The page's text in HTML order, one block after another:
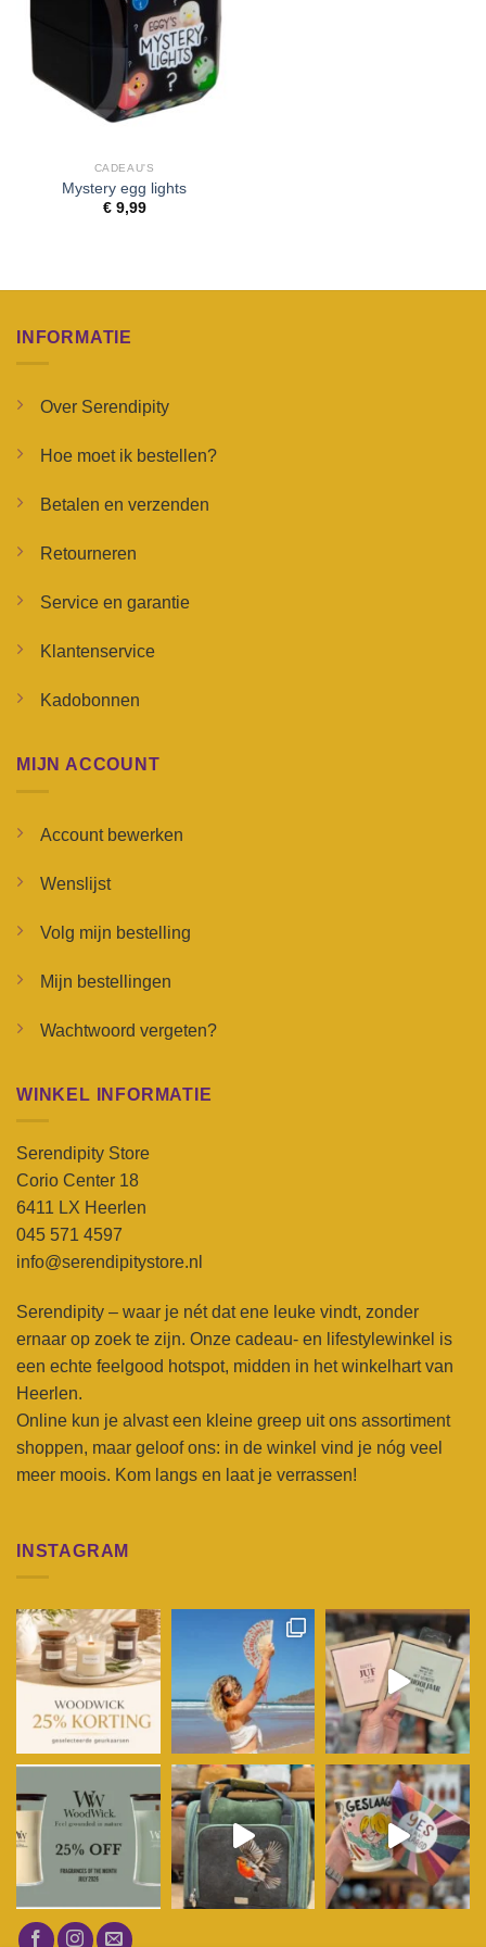
CADEAU'S
Mystery egg lights
€9,99
INFORMATIE
Over Serendipity
Hoe moet ik bestellen?
Betalen en verzenden
Retourneren
Service en garantie
Klantenservice
Kadobonnen
MIJN ACCOUNT
Account bewerken
Wenslijst
Volg mijn bestelling
Mijn bestellingen
Wachtwoord vergeten?
WINKEL INFORMATIE
Serendipity Store
Corio Center 18
6411 LX Heerlen
045 571 4597
info@serendipitystore.nl
Serendipity – waar je nét dat ene leuke vindt, zonder
ernaar op zoek te zijn. Onze cadeau- en lifestylewinkel is
een echte feelgood hotspot, midden in het winkelhart van
Heerlen.
Online kun je alvast een kleine greep uit ons assortiment
shoppen, maar geloof ons: in de winkel vind je nóg veel
meer moois. Kom langs en laat je verrassen!
INSTAGRAM